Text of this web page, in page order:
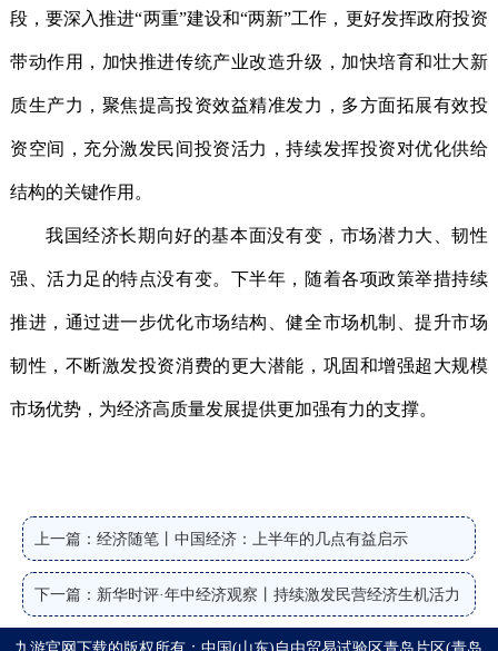
段，要深入推进“两重”建设和“两新”工作，更好发挥政府投资
带动作用，加快推进传统产业改造升级，加快培育和壮大新
质生产力，聚焦提高投资效益精准发力，多方面拓展有效投
资空间，充分激发民间投资活力，持续发挥投资对优化供给
结构的关键作用。
我国经济长期向好的基本面没有变，市场潜力大、韧性
强、活力足的特点没有变。下半年，随着各项政策举措持续
推进，通过进一步优化市场结构、健全市场机制、提升市场
韧性，不断激发投资消费的更大潜能，巩固和增强超大规模
市场优势，为经济高质量发展提供更加强有力的支撑。
上一篇：经济随笔丨中国经济：上半年的几点有益启示
下一篇：新华时评·年中经济观察丨持续激发民营经济生机活力